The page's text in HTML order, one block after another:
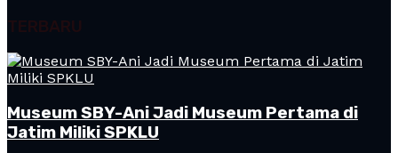
TERBARU
Museum SBY-Ani Jadi Museum Pertama di
Jatim Miliki SPKLU